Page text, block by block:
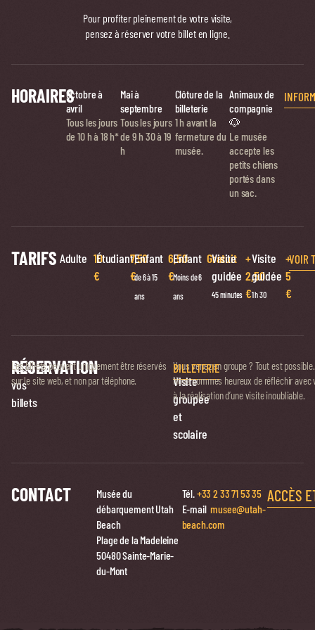
Pour profiter pleinement de votre visite,
pensez à réserver votre billet en ligne.
HORAIRESOctobre à
avril
Tous les jours
de 10 h à 18 h*
Mai à
septembre
Tous les jours
de 9 h 30 à 19
h
Clôture de la
billeterie
1 h avant la
fermeture du
musée.
Animaux de
compagnie
🐶
Le musée
accepte les
petits chiens
portés dans
un sac.
TARIFS Adulte 10
€
Étudiant7,50
€
Enfant
de 6 à 15
ans
6,50
€
Enfant
Moins de 6
ans
Gratuit
Visite
guidée
45 minutes
+
2,50
€
Visite
guidée
1 h 30
+
5
€
VOIR
RÉSERVATION
Réservez
vos
billets
Les billets peuvent uniquement être réservés
sur le site web, et non par téléphone.
BILLETERIE
Visite
groupée
et
scolaire
Vous venez en groupe ? Tout est possible.
Nous sommes heureux de réfléchir avec
à la réalisation d’une visite inoubliable.
CONTACT
Musée du
débarquement Utah
Beach
Plage de la Madeleine
50480 Sainte-Marie-
du-Mont
Tél. +33 2 33 71 53 35
E-mailmusee@utah-
beach.com
ACCÈS